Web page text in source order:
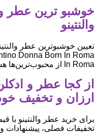
والنتینو
تعیین خوشبوترین عطر
In Roma از محبوب‌ترین‌ها هستند.
ارزان و تخفیف
برای خرید عطر والنتینو با
تخفیفات فصلی، پیشنهادات